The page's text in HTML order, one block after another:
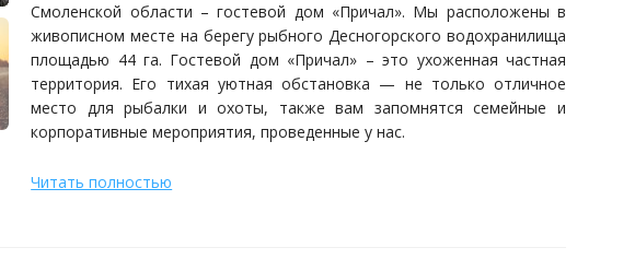
Смоленской области – гостевой дом «Причал». Мы расположены в
живописном месте на берегу рыбного Десногорского водохранилища
площадью 44 га. Гостевой дом «Причал» – это ухоженная частная
территория. Его тихая уютная обстановка — не только отличное
место для рыбалки и охоты, также вам запомнятся семейные и
корпоративные мероприятия, проведенные у нас.
Благодаря удобному расположению нашим гостям гарантированы
Читать полностью